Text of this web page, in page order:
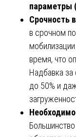
параметры
Срочность
в срочном
время, что
Надбавка за
до 50% и